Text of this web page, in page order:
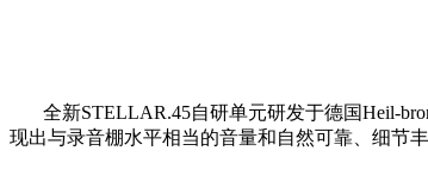
全新STELLAR.45自研单元研发于德国Heil-
现出与录音棚水平相当的音量和自然可靠、细节丰